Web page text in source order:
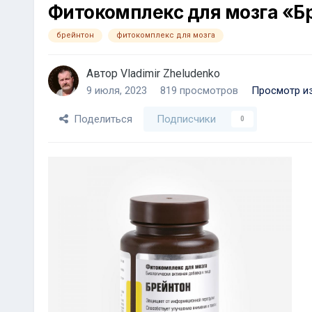
Фитокомплекс для мозга
брейнтон фитокомплекс для мозга
Автор Vladimir Zheludenko
9 июля, 2023 819 просмотров Просмотр
Поделиться Подписчики 0